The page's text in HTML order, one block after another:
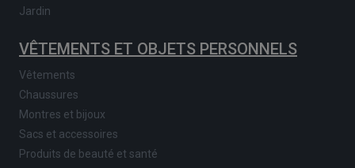
Jardin
VÊTEMENTS ET OBJETS PERSONNELS
Vêtements
Chaussures
Montres et bijoux
Sacs et accessoires
Produits de beauté et santé